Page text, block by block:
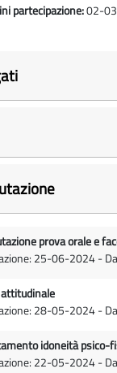
partecipazione:02-
prova orale e
25-06-2024 -
28-05-2024 -
idoneità psico-
22-05-2024 -